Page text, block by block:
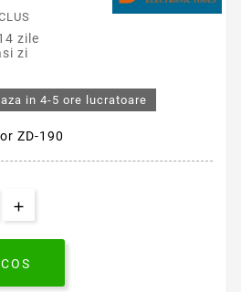
zile
zi
in 4-5 ore lucratoare
ZD-190